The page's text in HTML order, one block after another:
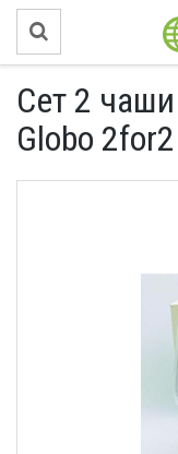
Сет 2
Globo